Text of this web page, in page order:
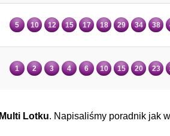
5 10 12 15 17 18 29 34 38
1 2 3 4 6 10 15 20 23
Multi Lotku. Napisaliśmy poradnik jak